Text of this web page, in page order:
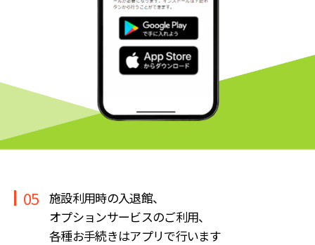
05 施設利用時の入退館、
オプションサービスのご利用、
各種お手続きはアプリで行います